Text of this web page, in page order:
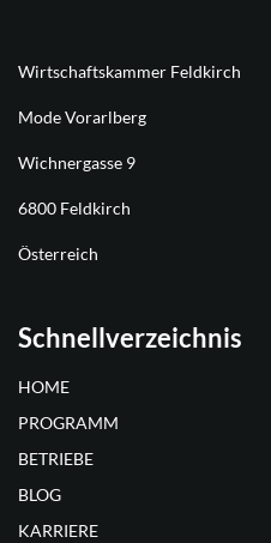
Wirtschaftskammer Feldkirch
Mode Vorarlberg
Wichnergasse 9
6800 Feldkirch
Österreich
Schnellverzeichnis
HOME
PROGRAMM
BETRIEBE
BLOG
KARRIERE